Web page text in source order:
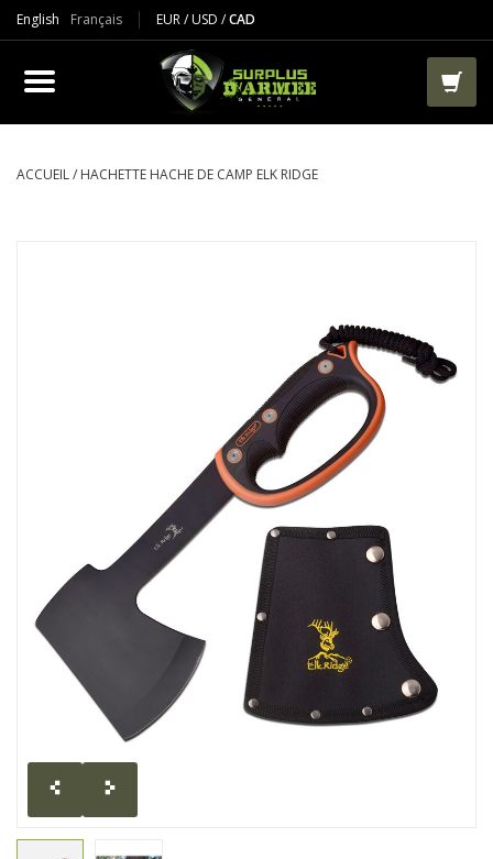
English Français EUR/USD /CAD
PRODUIT
VÊTEMENTS
SACS ET RANGEMENT
LIQUIDATION
MILITAIRE / USAGÉ
NOUVEAUTÉS
MILCOT MILITARY
MARQUES
ACCUEIL/ HACHETTE HACHE DE CAMP ELK RIDGE